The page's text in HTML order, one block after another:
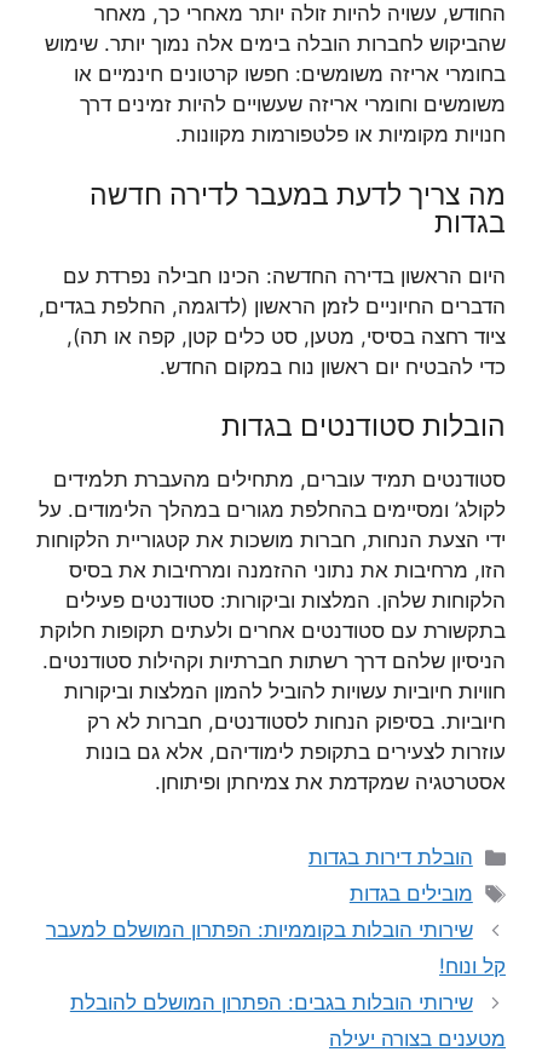
החודש, עשויה להיות זולה יותר מאחרי כך, מאחר
שהביקוש לחברות הובלה בימים אלה נמוך יותר. שימוש
בחומרי אריזה משומשים: חפשו קרטונים חינמיים או
משומשים וחומרי אריזה שעשויים להיות זמינים דרך
חנויות מקומיות או פלטפורמות מקוונות.
מה צריך לדעת במעבר לדירה חדשה
בגדות
היום הראשון בדירה החדשה: הכינו חבילה נפרדת עם
הדברים החיוניים לזמן הראשון (לדוגמה, החלפת בגדים,
ציוד רחצה בסיסי, מטען, סט כלים קטן, קפה או תה),
כדי להבטיח יום ראשון נוח במקום החדש.
הובלות סטודנטים בגדות
סטודנטים תמיד עוברים, מתחילים מהעברת תלמידים
לקולג’ ומסיימים בהחלפת מגורים במהלך הלימודים. על
ידי הצעת הנחות, חברות מושכות את קטגוריית הלקוחות
הזו, מרחיבות את נתוני ההזמנה ומרחיבות את בסיס
הלקוחות שלהן. המלצות וביקורות: סטודנטים פעילים
בתקשורת עם סטודנטים אחרים ולעתים תקופות חלוקת
הניסיון שלהם דרך רשתות חברתיות וקהילות סטודנטים.
חוויות חיוביות עשויות להוביל להמון המלצות וביקורות
חיוביות. בסיפוק הנחות לסטודנטים, חברות לא רק
עוזרות לצעירים בתקופת לימודיהם, אלא גם בונות
אסטרטגיה שמקדמת את צמיחתן ופיתוחן.
קטגוריות
הובלת דירות בגדות
תגיות
מובילים בגדות
שירותי הובלות בקוממיות: הפתרון המושלם למעבר
קל ונוח!
שירותי הובלות בגבים: הפתרון המושלם להובלת
מטענים בצורה יעילה